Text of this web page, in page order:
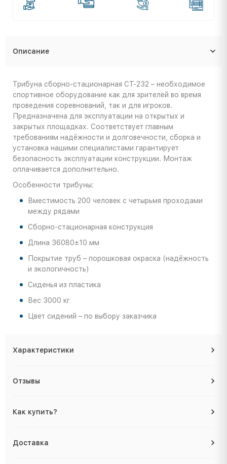
Описание
Трибуна сборно-стационарная СТ-232 – необходимое
спортивное оборудование как для зрителей во время
проведения соревнований, так и для игроков.
Предназначена для эксплуатации на открытых и
закрытых площадках. Соответствует главным
требованиям надёжности и долговечности, сборка и
установка нашими специалистами гарантирует
безопасность эксплуатации конструкции. Монтаж
оплачивается дополнительно.
Особенности трибуны:
Вместимость 200 человек с четырьмя проходами
между рядами
Сборно-стационарная конструкция
Длина 36080±10 мм
Покрытие труб – порошковая окраска (надёжность
и экологичность)
Сиденья из пластика
Вес 3000 кг
Цвет сидений – по выбору заказчика
Характеристики
Отзывы
Как купить?
Доставка